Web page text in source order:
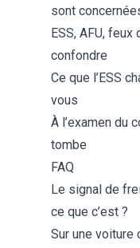
sont
ESS, AFU,
confondre
Ce que l’ESS
vous
À l’examen du
tombe
FAQ
Le signal de
ce que c’est ?
Sur une voiture